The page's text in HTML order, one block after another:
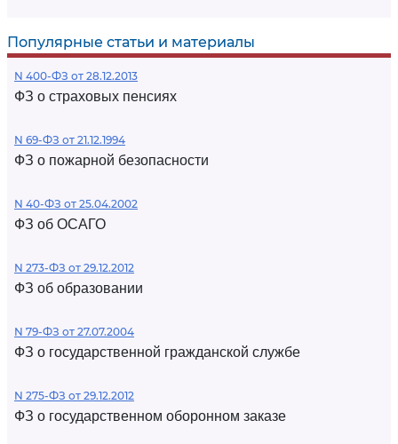
Популярные статьи и материалы
N 400-ФЗ от 28.12.2013
ФЗ о страховых пенсиях
N 69-ФЗ от 21.12.1994
ФЗ о пожарной безопасности
N 40-ФЗ от 25.04.2002
ФЗ об ОСАГО
N 273-ФЗ от 29.12.2012
ФЗ об образовании
N 79-ФЗ от 27.07.2004
ФЗ о государственной гражданской службе
N 275-ФЗ от 29.12.2012
ФЗ о государственном оборонном заказе